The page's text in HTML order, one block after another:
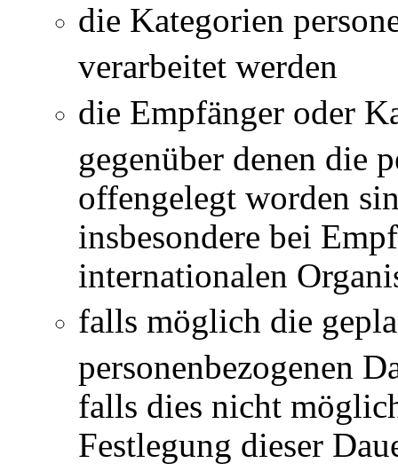
die Kategorien
verarbeitet werden
die Empfänger oder
gegenüber denen die
offengelegt worden
insbesondere bei
internationalen
falls möglich die
personenbezogenen
falls dies nicht
Festlegung dieser